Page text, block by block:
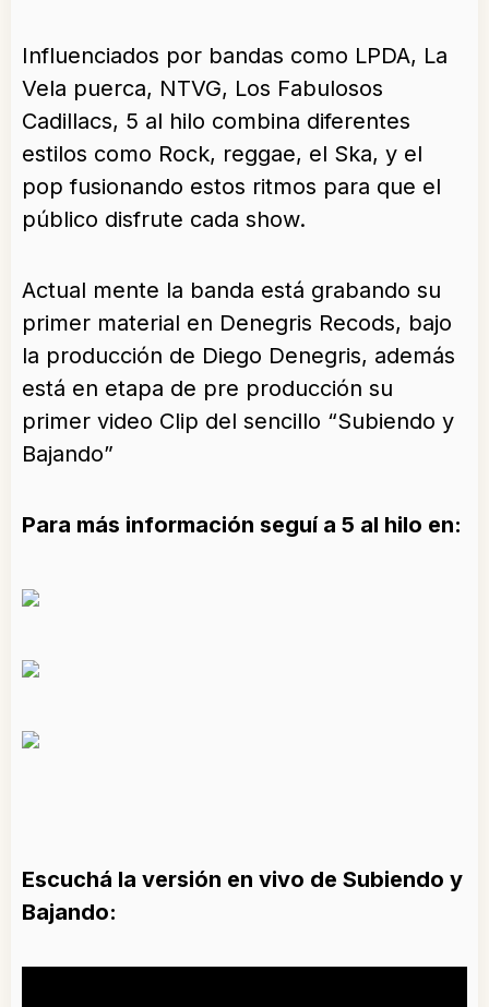
Influenciados por bandas como LPDA, La
Vela puerca, NTVG, Los Fabulosos
Cadillacs, 5 al hilo combina diferentes
estilos como Rock, reggae, el Ska, y el
pop fusionando estos ritmos para que el
público disfrute cada show.
Actual mente la banda está grabando su
primer material en Denegris Recods, bajo
la producción de Diego Denegris, además
está en etapa de pre producción su
primer video Clip del sencillo “Subiendo y
Bajando”
Para más información seguí a 5 al hilo en:
Escuchá la versión en vivo de Subiendo y
Bajando: